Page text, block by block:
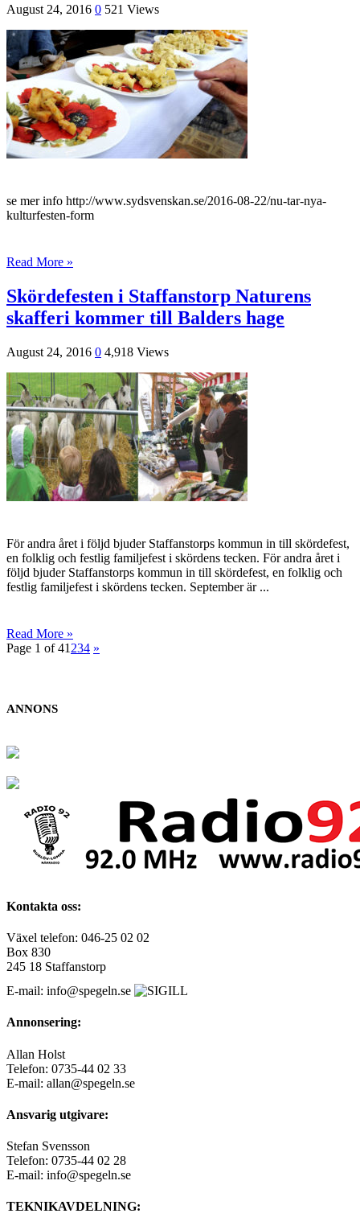
August 24, 2016 0 521 Views
se mer info http://www.sydsvenskan.se/2016-08-22/nu-tar-nya-
kulturfesten-form
Read More »
Skördefesten i Staffanstorp Naturens
skafferi kommer till Balders hage
August 24, 2016 0 4,918 Views
För andra året i följd bjuder Staffanstorps kommun in till skördefest,
en folklig och festlig familjefest i skördens tecken. För andra året i
följd bjuder Staffanstorps kommun in till skördefest, en folklig och
festlig familjefest i skördens tecken. September är ...
Read More »
Page 1 of 41 234 »
ANNONS
Kontakta oss:
Växel telefon: 046-25 02 02
Box 830
245 18 Staffanstorp
E-mail: info@spegeln.se
Annonsering:
Allan Holst
Telefon: 0735-44 02 33
E-mail: allan@spegeln.se
Ansvarig utgivare:
Stefan Svensson
Telefon: 0735-44 02 28
E-mail: info@spegeln.se
TEKNIKAVDELNING: